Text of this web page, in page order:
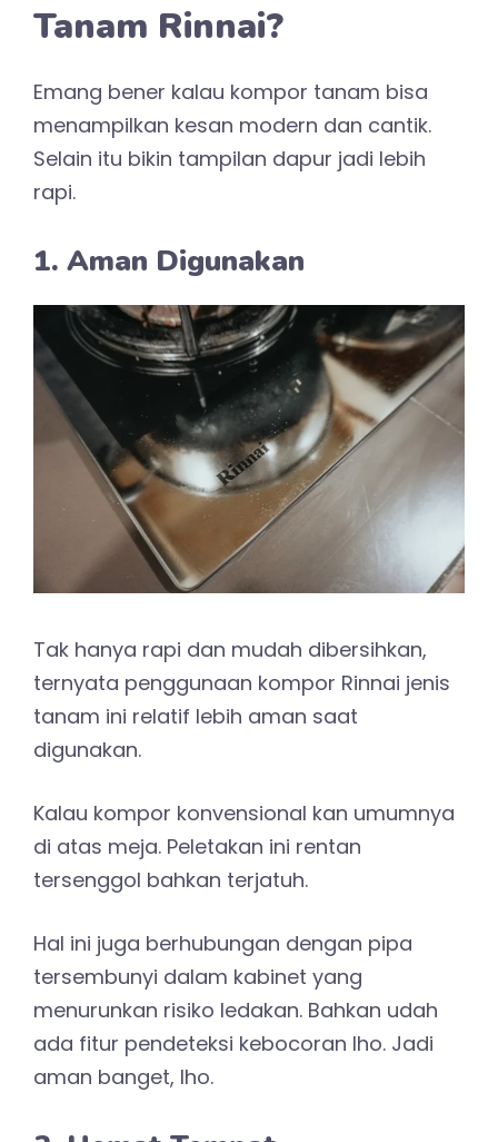
Tanam Rinnai?
Emang bener kalau kompor tanam bisa
menampilkan kesan modern dan cantik.
Selain itu bikin tampilan dapur jadi lebih
rapi.
1. Aman Digunakan
Tak hanya rapi dan mudah dibersihkan,
ternyata penggunaan kompor Rinnai jenis
tanam ini relatif lebih aman saat
digunakan.
Kalau kompor konvensional kan umumnya
di atas meja. Peletakan ini rentan
tersenggol bahkan terjatuh.
Hal ini juga berhubungan dengan pipa
tersembunyi dalam kabinet yang
menurunkan risiko ledakan. Bahkan udah
ada fitur pendeteksi kebocoran lho. Jadi
aman banget, lho.